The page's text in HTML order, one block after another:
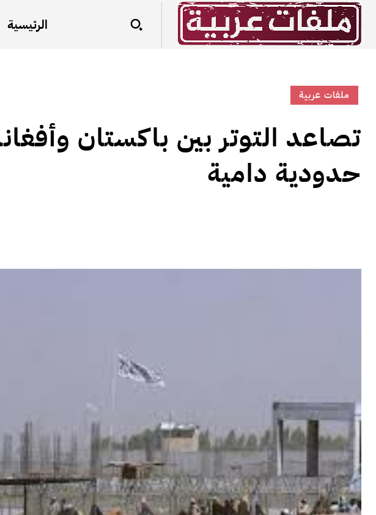
الرئيسية
ملفات عربية
تصاعد التوتر بين باكستان
حدودية دامية